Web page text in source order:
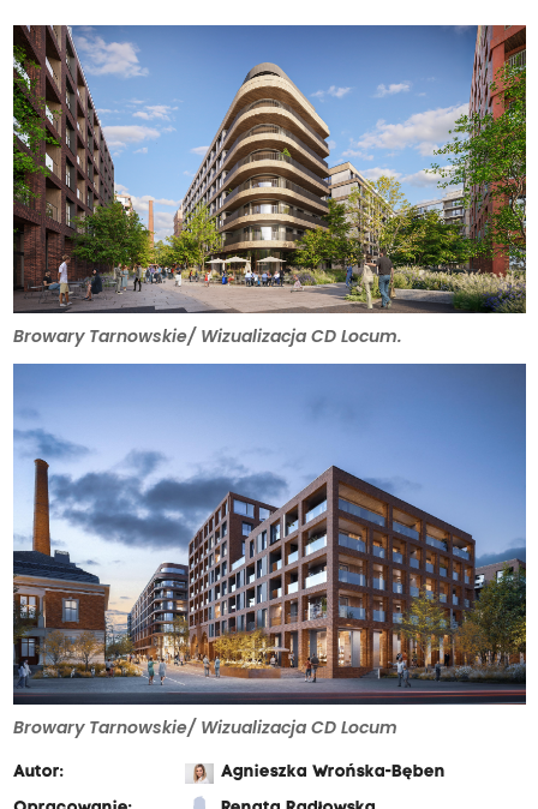
Browary Tarnowskie/ Wizualizacja CD Locum.
Browary Tarnowskie/ Wizualizacja CD Locum
Autor:
Agnieszka Wrońska-Bęben